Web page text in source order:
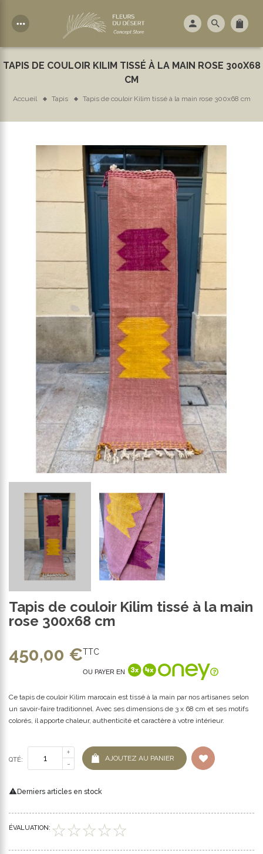
more_horiz
TAPIS DE COULOIR KILIM TISSÉ À LA MAIN ROSE 300X68
CM
Accueil Tapis Tapis de couloir Kilim tissé à la main rose 300x68 cm
Tapis de couloir Kilim tissé à la main
rose 300x68 cm
450,00 €TTC
OU PAYER EN
Ce tapis de couloir Kilim marocain est tissé à la main par nos artisanes selon
un savoir-faire traditionnel. Avec ses dimensions de 3 x 68 cm et ses motifs
colorés, il apporte chaleur, authenticité et caractère à votre intérieur.
QTÉ: AJOUTEZ AU PANIER
Derniers articles en stock
ÉVALUATION: